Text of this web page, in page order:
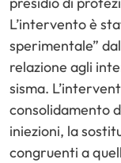
L’intervento è
sperimentale”
relazione agli
sisma.
consolidamento
iniezioni, la
congruenti a